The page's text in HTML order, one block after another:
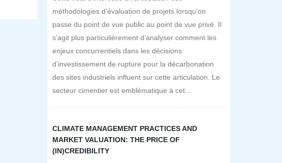
méthodologies d’évaluation de projets lorsqu’on
passe du point de vue public au point de vue privé. Il
s’agit plus particulièrement d’analyser comment les
enjeux concurrentiels dans les décisions
d’investissement de rupture pour la décarbonation
des sites industriels influent sur cette articulation. Le
secteur cimentier est emblématique à cet...
CLIMATE MANAGEMENT PRACTICES AND
MARKET VALUATION: THE PRICE OF
(IN)CREDIBILITY